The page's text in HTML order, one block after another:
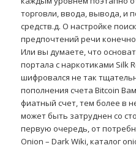
торговли, ввода, вывода, и
средств.д. О настройке
предпочтений речи
Или вы думаете, что
портала с наркотиками Silk
шифровался не так
пополнения счета Bitcoin
фиатный счет, тем более в
может быть затруднен со
первую очередь, от
Onion – Dark Wiki, каталог